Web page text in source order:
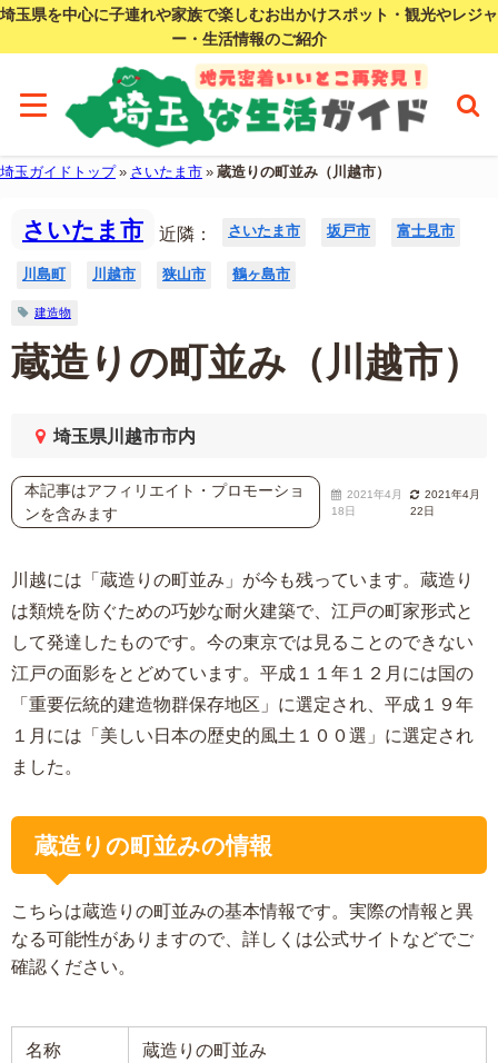
埼玉県を中心に子連れや家族で楽しむお出かけスポット・観光やレジャ
ー・生活情報のご紹介
埼玉ガイドトップ» さいたま市 » 蔵造りの町並み（川越市）
さいたま市 近隣： さいたま市 坂戸市 富士見市
川島町 川越市 狭山市 鶴ヶ島市
建造物
蔵造りの町並み（川越市）
埼玉県川越市市内
本記事はアフィリエイト・プロモーショ
ンを含みます
2021年4月
18日
2021年4月
22日
川越には「蔵造りの町並み」が今も残っています。蔵造り
は類焼を防ぐための巧妙な耐火建築で、江戸の町家形式と
して発達したものです。今の東京では見ることのできない
江戸の面影をとどめています。平成１１年１２月には国の
「重要伝統的建造物群保存地区」に選定され、平成１９年
１月には「美しい日本の歴史的風土１００選」に選定され
ました。
蔵造りの町並みの情報
こちらは蔵造りの町並みの基本情報です。実際の情報と異
なる可能性がありますので、詳しくは公式サイトなどでご
確認ください。
名称 蔵造りの町並み